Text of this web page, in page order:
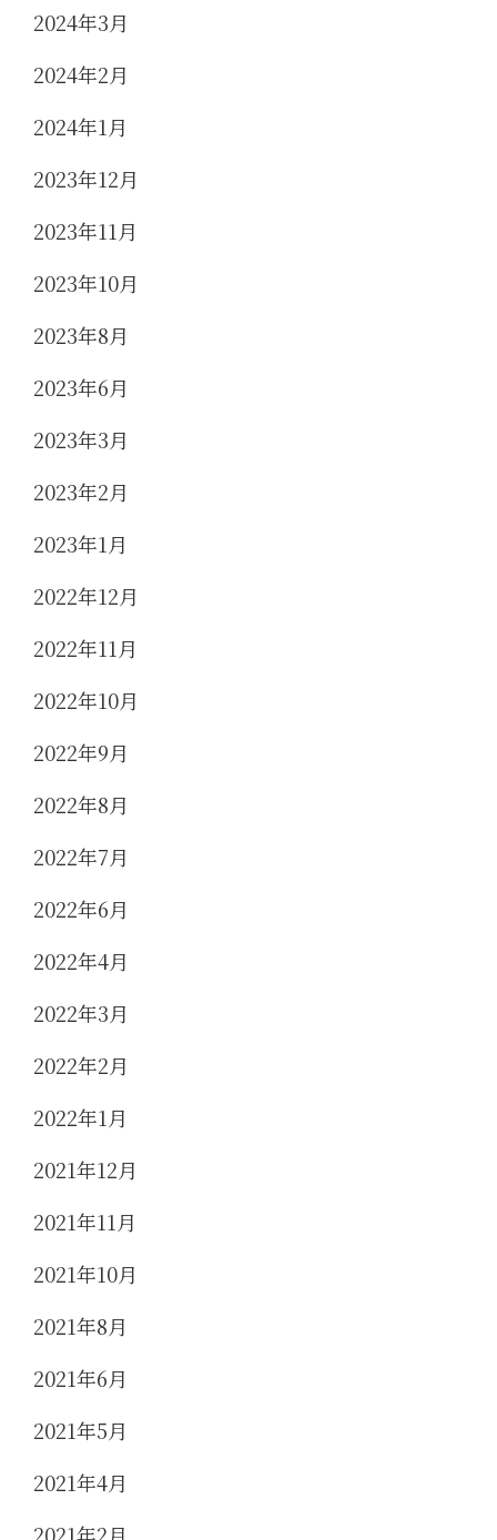
2024年3月
2024年2月
2024年1月
2023年12月
2023年11月
2023年10月
2023年8月
2023年6月
2023年3月
2023年2月
2023年1月
2022年12月
2022年11月
2022年10月
2022年9月
2022年8月
2022年7月
2022年6月
2022年4月
2022年3月
2022年2月
2022年1月
2021年12月
2021年11月
2021年10月
2021年8月
2021年6月
2021年5月
2021年4月
2021年2月